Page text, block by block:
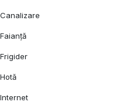
Canalizare
Faianță
Frigider
Hotă
Internet